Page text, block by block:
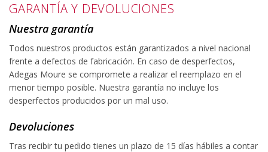
GARANTÍA Y DEVOLUCIONES
Nuestra garantía
Todos nuestros productos están garantizados a nivel nacional
frente a defectos de fabricación. En caso de desperfectos,
Adegas Moure se compromete a realizar el reemplazo en el
menor tiempo posible. Nuestra garantía no incluye los
desperfectos producidos por un mal uso.
Devoluciones
Tras recibir tu pedido tienes un plazo de 15 días hábiles a contar